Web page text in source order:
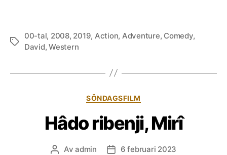
Etiketter
00-tal, 2008, 2019, Action, Adventure, Comedy,
David,Western
Kategorier
SÖNDAGSFILM
Hâdo ribenji, Mirî
Inläggsförfattare
Avadmin Inläggsdatum
6 februari 2023